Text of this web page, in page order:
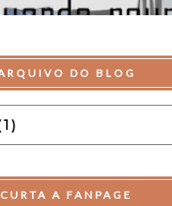
DO BLOG
CURTA A FANPAGE